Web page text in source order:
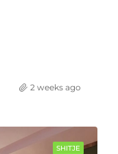
2 weeks ago
SHITJE